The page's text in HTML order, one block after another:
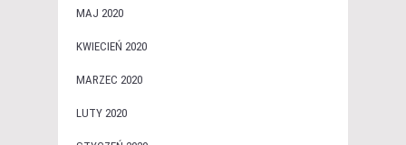
MAJ 2020
KWIECIEŃ 2020
MARZEC 2020
LUTY 2020